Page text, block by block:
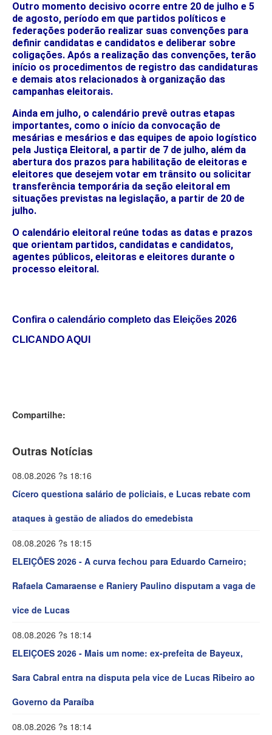
Outro momento decisivo ocorre entre 20 de julho e 5
de agosto, período em que partidos políticos e
federações poderão realizar suas convenções para
definir candidatas e candidatos e deliberar sobre
coligações. Após a realização das convenções, terão
início os procedimentos de registro das candidaturas
e demais atos relacionados à organização das
campanhas eleitorais.
Ainda em julho, o calendário prevê outras etapas
importantes, como o início da convocação de
mesárias e mesários e das equipes de apoio logístico
pela Justiça Eleitoral, a partir de 7 de julho, além da
abertura dos prazos para habilitação de eleitoras e
eleitores que desejem votar em trânsito ou solicitar
transferência temporária da seção eleitoral em
situações previstas na legislação, a partir de 20 de
julho.
O calendário eleitoral reúne todas as datas e prazos
que orientam partidos, candidatas e candidatos,
agentes públicos, eleitoras e eleitores durante o
processo eleitoral.
Confira o calendário completo das Eleições 2026
CLICANDO AQUI
Compartilhe:
Outras Notícias
08.08.2026 ?s 18:16
Cícero questiona salário de policiais, e Lucas rebate com
ataques à gestão de aliados do emedebista
08.08.2026 ?s 18:15
ELEIÇÕES 2026 - A curva fechou para Eduardo Carneiro;
Rafaela Camaraense e Raniery Paulino disputam a vaga de
vice de Lucas
08.08.2026 ?s 18:14
ELEIÇOES 2026 - Mais um nome: ex-prefeita de Bayeux,
Sara Cabral entra na disputa pela vice de Lucas Ribeiro ao
Governo da Paraíba
08.08.2026 ?s 18:14